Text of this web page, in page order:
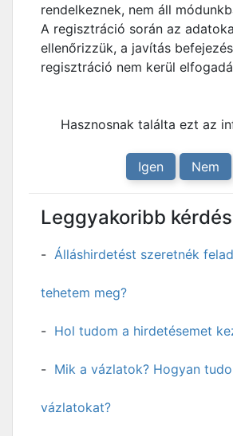
rendelkeznek, nem áll
A regisztráció során az
ellenőrizzük, a javítás
regisztráció nem kerül
Hasznosnak találta ezt az
Igen Nem
Leggyakoribb
Álláshirdetést szeretnék
tehetem meg?
Hol tudom a hirdetésemet
Mik a vázlatok? Hogyan
vázlatokat?